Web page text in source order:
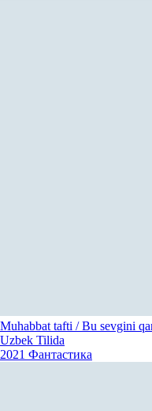
Muhabbat tafti / Bu sevgini
Uzbek Tilida
2021 Фантастика